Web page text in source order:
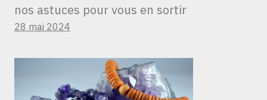
nos astuces pour vous en sortir
28 mai 2024